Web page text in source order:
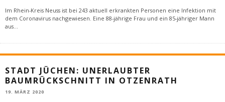
Im Rhein-Kreis Neuss ist bei 243 aktuell erkrankten Personen eine Infektion mit
dem Coronavirus nachgewiesen. Eine 88-jährige Frau und ein 85-jähriger Mann
aus...
STADT JÜCHEN: UNERLAUBTER
BAUMRÜCKSCHNITT IN OTZENRATH
19. MÄRZ 2020